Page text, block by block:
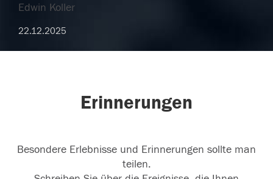
Edwin Koller
22.12.2025
Erinnerungen
Besondere Erlebnisse und Erinnerungen sollte man
teilen.